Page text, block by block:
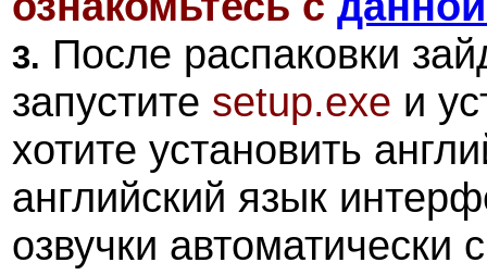
3. После распаковки
запустите setup.exe и
хотите установить
английский язык
озвучки автоматически